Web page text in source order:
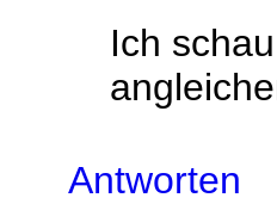
Ich
Antworten